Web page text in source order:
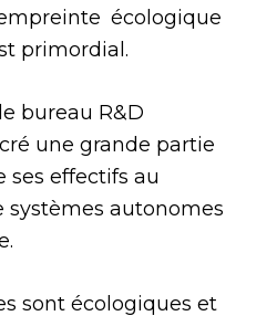
écologique
primordial.
bureau R&D
une grande partie
ses effectifs au
autonomes
sont écologiques et